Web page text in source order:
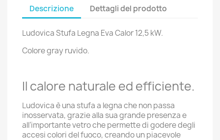
Descrizione Dettagli del prodotto
Ludovica Stufa Legna Eva Calor 12,5 kW.
Colore gray ruvido.
Il calore naturale ed efficiente.
Ludovica è una stufa a legna che non passa
inosservata, grazie alla sua grande presenza e
all’importante vetro che permette di godere degli
accesi colori del fuoco, creando un piacevole